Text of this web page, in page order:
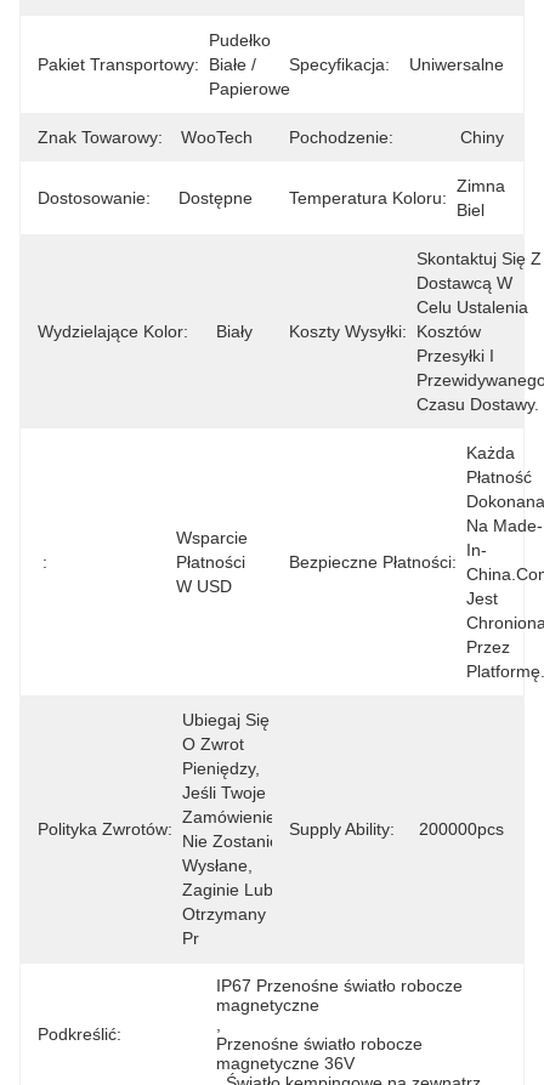
Pakiet Transportowy:
Pudełko
Białe /
Papierowe
Specyfikacja: Uniwersalne
Znak Towarowy: WooTech Pochodzenie: Chiny
Dostosowanie: Dostępne Temperatura Koloru:
Zimna
Biel
Wydzielające Kolor: Biały Koszty Wysyłki:
Skontaktuj Się Z
Dostawcą W
Celu Ustalenia
Kosztów
Przesyłki I
Czasu Dostawy.
:
Wsparcie
Płatności
W USD
Bezpieczne Płatności:
Każda
Płatność
Dokonana
Na Made-
In-
Jest
Przez
Platformę.
Polityka Zwrotów:
Ubiegaj Się
O Zwrot
Pieniędzy,
Jeśli Twoje
Zamówienie
Nie Zostanie
Wysłane,
Zaginie Lub
Otrzymany
Pr
Supply Ability: 200000pcs
Podkreślić:
IP67 Przenośne światło robocze
magnetyczne
Przenośne światło robocze
magnetyczne 36V